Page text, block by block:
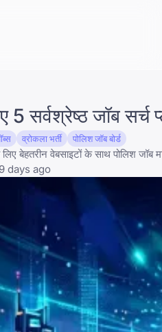
सर्वश्रेष्ठ जॉब सर्च
व्रोकला भर्ती पोलिश जॉब बोर्ड
बेहतरीन वेबसाइटों के साथ पोलिश जॉब
days ago